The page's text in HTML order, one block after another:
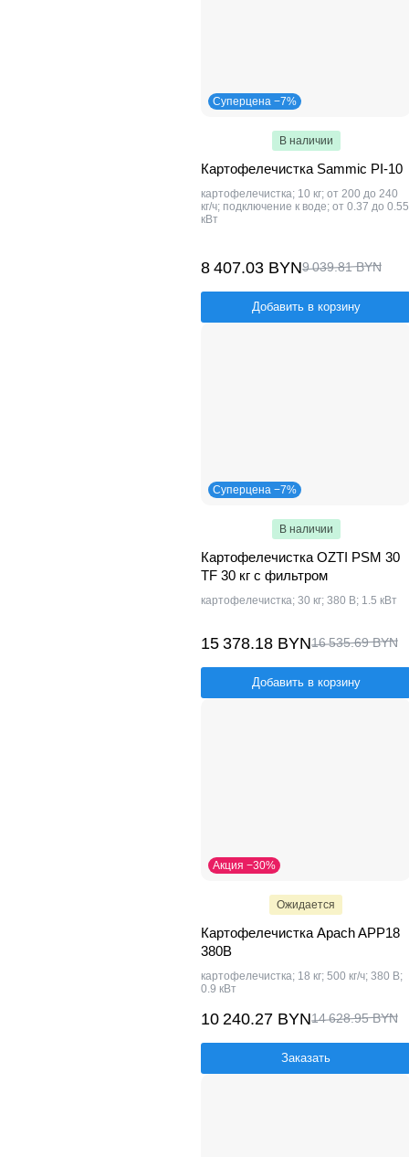
Суперцена −7%
В наличии
Картофелечистка Sammic PI-10
картофелечистка; 10 кг; от 200 до 240
кг/ч; подключение к воде; от 0.37 до 0.55
кВт
8 407.03 BYN9 039.81 BYN
Добавить в корзину
Суперцена −7%
В наличии
Картофелечистка OZTI PSM 30
TF 30 кг с фильтром
картофелечистка; 30 кг; 380 В; 1.5 кВт
15 378.18 BYN16 535.69 BYN
Добавить в корзину
Акция −30%
Ожидается
Картофелечистка Apach APP18
380В
картофелечистка; 18 кг; 500 кг/ч; 380 В;
0.9 кВт
10 240.27 BYN14 628.95 BYN
Заказать